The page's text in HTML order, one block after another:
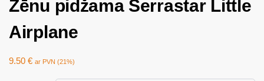
Zēnu pidžama Serrastar Little
Airplane
9.50 € ar PVN (21%)